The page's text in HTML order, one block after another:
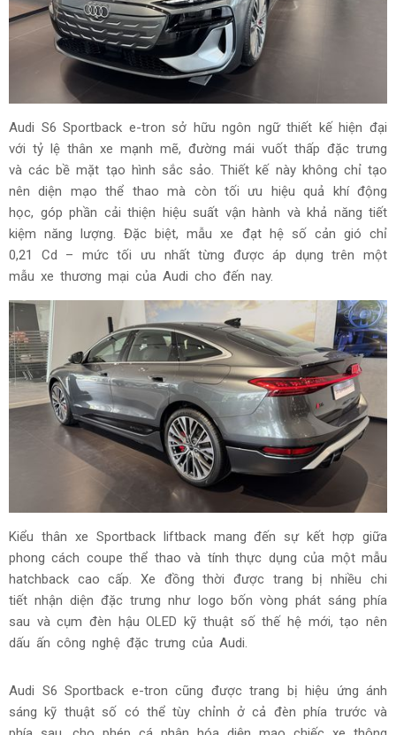
Audi S6 Sportback e-tron sở hữu ngôn ngữ thiết kế hiện đại
với tỷ lệ thân xe mạnh mẽ, đường mái vuốt thấp đặc trưng
và các bề mặt tạo hình sắc sảo. Thiết kế này không chỉ tạo
nên diện mạo thể thao mà còn tối ưu hiệu quả khí động
học, góp phần cải thiện hiệu suất vận hành và khả năng tiết
kiệm năng lượng. Đặc biệt, mẫu xe đạt hệ số cản gió chỉ
0,21 Cd – mức tối ưu nhất từng được áp dụng trên một
mẫu xe thương mại của Audi cho đến nay.
Kiểu thân xe Sportback liftback mang đến sự kết hợp giữa
phong cách coupe thể thao và tính thực dụng của một mẫu
hatchback cao cấp. Xe đồng thời được trang bị nhiều chi
tiết nhận diện đặc trưng như logo bốn vòng phát sáng phía
sau và cụm đèn hậu OLED kỹ thuật số thế hệ mới, tạo nên
dấu ấn công nghệ đặc trưng của Audi.